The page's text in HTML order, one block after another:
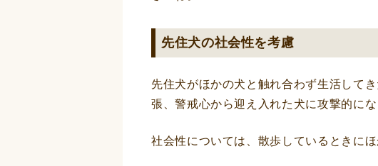
先住犬の社会性を考慮
先住犬がほかの犬と触れ合わず生活して
張、警戒心から迎え入れた犬に攻撃的に
社会性については、散歩しているときに